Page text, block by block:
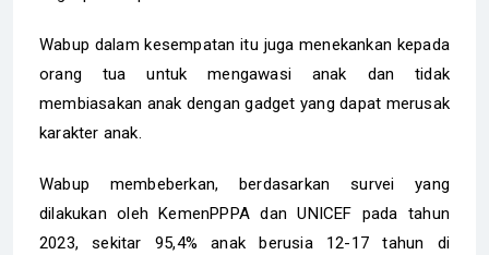
Wabup dalam kesempatan itu juga menekankan kepada
orang tua untuk mengawasi anak dan tidak
membiasakan anak dengan gadget yang dapat merusak
karakter anak.
Wabup membeberkan, berdasarkan survei yang
dilakukan oleh KemenPPPA dan UNICEF pada tahun
2023, sekitar 95,4% anak berusia 12-17 tahun di